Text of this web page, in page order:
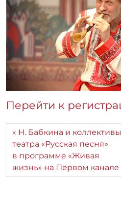
Перейти к
Н. Бабкина и коллективы
театра «Русская песня»
в программе «Живая
жизнь» на Первом канале